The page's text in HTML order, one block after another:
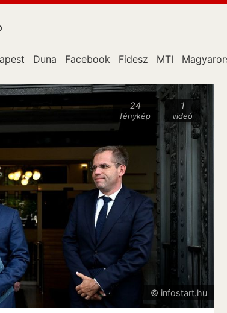
Duna Facebook Fidesz MTI
24
fénykép
1
videó
© infostart.hu